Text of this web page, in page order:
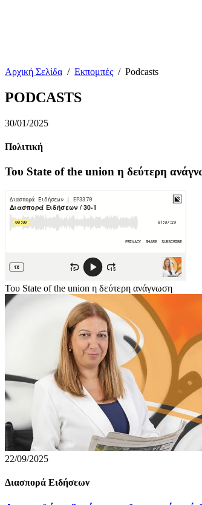
Αρχική Σελίδα / Εκπομπές / Podcasts
PODCASTS
30/01/2025
Πολιτική
Του State of the union η δεύτερη
Του State of the union η δεύτερη ανάγνωση
22/09/2025
Διασπορά Ειδήσεων